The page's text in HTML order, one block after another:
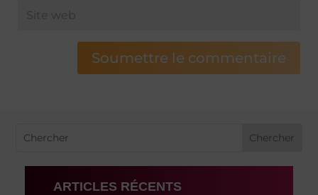
Soumettre le commentaire
ARTICLES RÉCENTS